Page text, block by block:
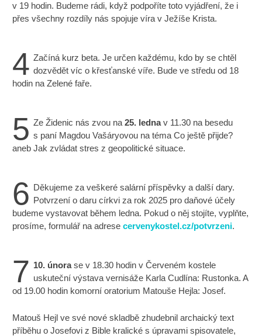
v 19 hodin. Budeme rádi, když podpoříte toto vyjádření, že i
přes všechny rozdíly nás spojuje víra v Ježíše Krista.
4 Začíná kurz beta. Je určen každému, kdo by se chtěl
dozvědět víc o křesťanské víře. Bude ve středu od 18
hodin na Zelené faře.
5 Ze Židenic nás zvou na 25. lednav 11.30 na besedu
s paní Magdou Vašáryovou na téma Co ještě přijde?
aneb Jak zvládat stres z geopolitické situace.
6 Děkujeme za veškeré salární příspěvky a další dary.
Potvrzení o daru církvi za rok 2025 pro daňové účely
budeme vystavovat během ledna. Pokud o něj stojíte, vyplňte,
prosíme, formulář na adresecervenykostel.cz/potvrzeni.
7 10. únorase v 18.30 hodin v Červeném kostele
uskuteční výstava vernisáže Karla Cudlína: Rustonka. A
od 19.00 hodin komorní oratorium Matouše Hejla: Josef.
Matouš Hejl ve své nové skladbě zhudebnil archaický text
příběhu o Josefovi z Bible kralické s úpravami spisovatele,